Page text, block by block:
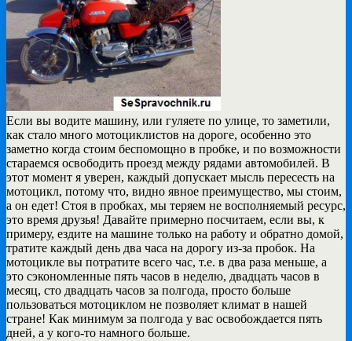
Если вы водите машину, или гуляете по улице, то заметили,
как стало много мотоциклистов на дороге, особенно это
заметно когда стоим беспомощно в пробке, и по возможности
стараемся освободить проезд между рядами автомобилей. В
этот момент я уверен, каждый допускает мысль пересесть на
мотоцикл, потому что, видно явное преимущество, мы стоим,
а он едет! Стоя в пробках, мы теряем не восполняемый ресурс,
это время друзья! Давайте примерно посчитаем, если вы, к
примеру, ездите на машине только на работу и обратно домой,
тратите каждый день два часа на дорогу из-за пробок. На
мотоцикле вы потратите всего час, т.е. в два раза меньше, а
это сэкономленные пять часов в неделю, двадцать часов в
месяц, сто двадцать часов за полгода, просто больше
пользоваться мотоциклом не позволяет климат в нашей
стране! Как минимум за полгода у вас освобождается пять
дней, а у кого-то намного больше.